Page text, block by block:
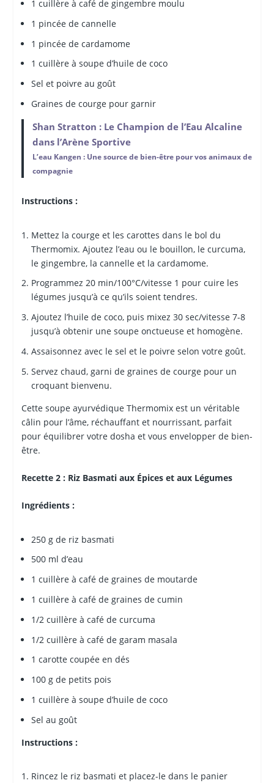
1 cuillère à café de gingembre moulu
1 pincée de cannelle
1 pincée de cardamome
1 cuillère à soupe d’huile de coco
Sel et poivre au goût
Graines de courge pour garnir
Shan Stratton : Le Champion de l’Eau Alcaline
dans l’Arène Sportive
L’eau Kangen : Une source de bien-être pour vos animaux de
compagnie
Instructions :
Mettez la courge et les carottes dans le bol du
Thermomix. Ajoutez l’eau ou le bouillon, le curcuma,
le gingembre, la cannelle et la cardamome.
Programmez 20 min/100°C/vitesse 1 pour cuire les
légumes jusqu’à ce qu’ils soient tendres.
Ajoutez l’huile de coco, puis mixez 30 sec/vitesse 7-8
jusqu’à obtenir une soupe onctueuse et homogène.
Assaisonnez avec le sel et le poivre selon votre goût.
Servez chaud, garni de graines de courge pour un
croquant bienvenu.
Cette soupe ayurvédique Thermomix est un véritable
câlin pour l’âme, réchauffant et nourrissant, parfait
pour équilibrer votre dosha et vous envelopper de bien-
être.
Recette 2 : Riz Basmati aux Épices et aux Légumes
Ingrédients :
250 g de riz basmati
500 ml d’eau
1 cuillère à café de graines de moutarde
1 cuillère à café de graines de cumin
1/2 cuillère à café de curcuma
1/2 cuillère à café de garam masala
1 carotte coupée en dés
100 g de petits pois
1 cuillère à soupe d’huile de coco
Sel au goût
Instructions :
Rincez le riz basmati et placez-le dans le panier